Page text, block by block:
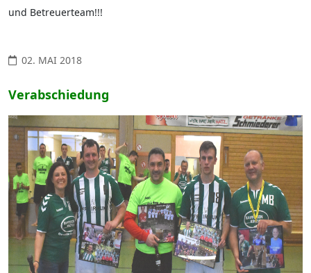
und Betreuerteam!!!
02. MAI 2018
Verabschiedung